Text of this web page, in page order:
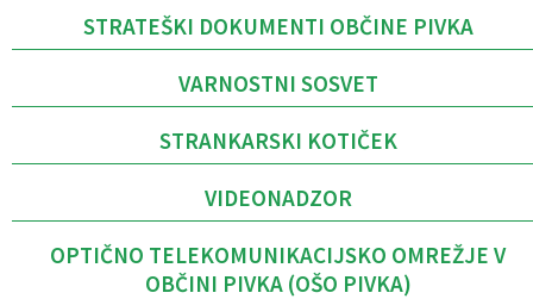
STRATEŠKI DOKUMENTI OBČINE PIVKA
VARNOSTNI SOSVET
STRANKARSKI KOTIČEK
VIDEONADZOR
OPTIČNO TELEKOMUNIKACIJSKO OMREŽJE V
OBČINI PIVKA (OŠO PIVKA)